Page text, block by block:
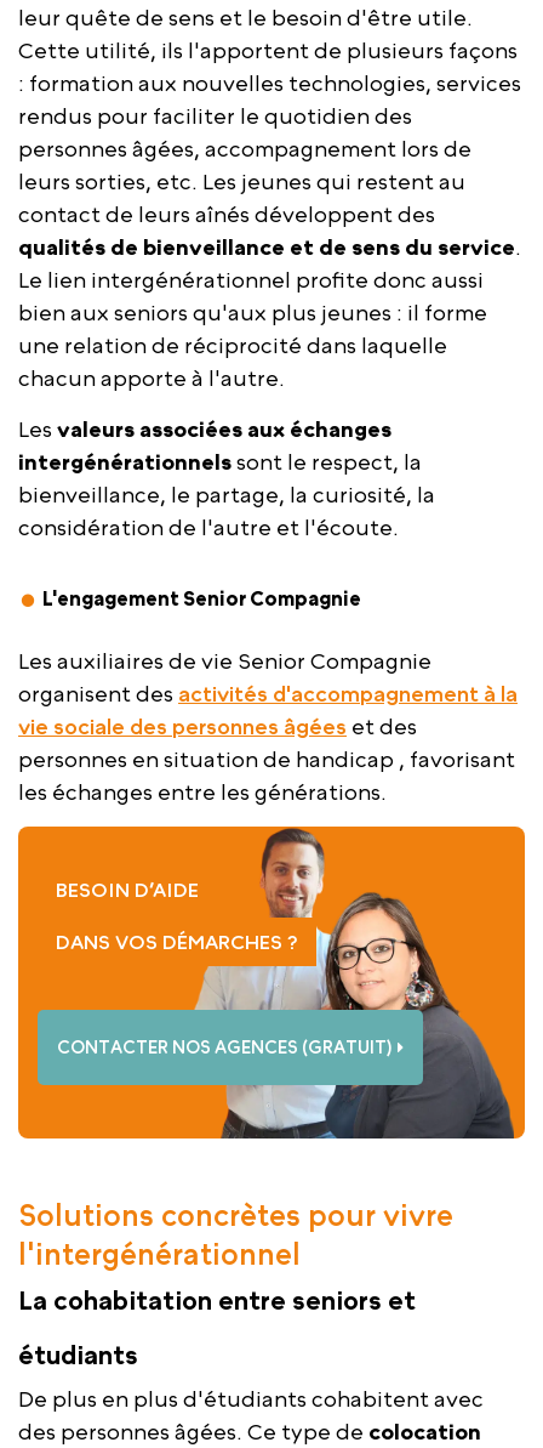
leur quête de sens et le besoin d'être utile.
Cette utilité, ils l'apportent de plusieurs façons
: formation aux nouvelles technologies, services
rendus pour faciliter le quotidien des
personnes âgées, accompagnement lors de
leurs sorties, etc. Les jeunes qui restent au
contact de leurs aînés développent des
qualités de bienveillance et de sens du service.
Le lien intergénérationnel profite donc aussi
bien aux seniors qu'aux plus jeunes : il forme
une relation de réciprocité dans laquelle
chacun apporte à l'autre.
Les valeurs associées aux échanges
intergénérationnelssont le respect, la
bienveillance, le partage, la curiosité, la
considération de l'autre et l'écoute.
L'engagement Senior Compagnie
Les auxiliaires de vie Senior Compagnie
organisent des activités d'accompagnement à la
vie sociale des personnes âgées et des
personnes en situation de handicap , favorisant
les échanges entre les générations.
BESOIN D’AIDE
DANS VOS DÉMARCHES ?
CONTACTER NOS AGENCES (GRATUIT)
Solutions concrètes pour vivre
l'intergénérationnel
La cohabitation entre seniors et
étudiants
De plus en plus d'étudiants cohabitent avec
des personnes âgées. Ce type de colocation